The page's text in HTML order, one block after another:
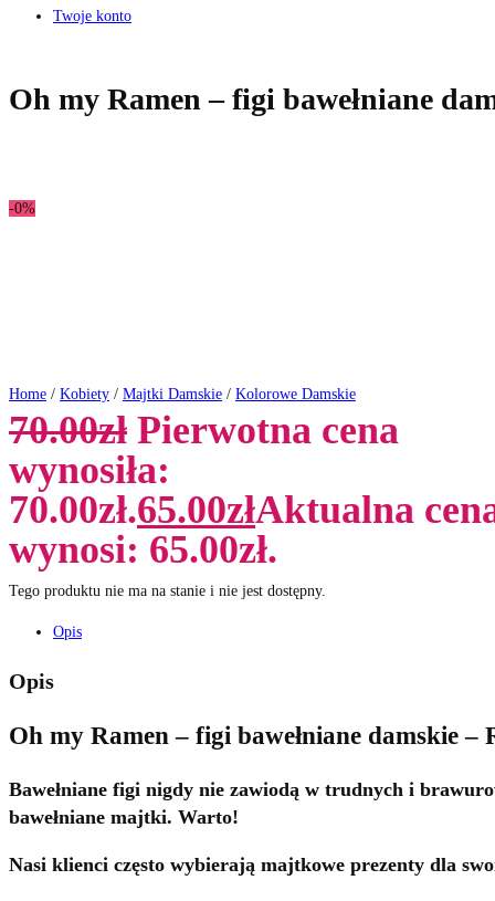
Twoje konto
Oh my Ramen – figi bawełniane
-0%
Home / Kobiety / Majtki Damskie / Kolorowe Damskie
70.00zł Pierwotna cena
wynosiła:
70.00zł.65.00złAktualna
wynosi: 65.00zł.
Tego produktu nie ma na stanie i nie jest dostępny.
Opis
Opis
Oh my Ramen – figi bawełniane damskie –
Bawełniane figi nigdy nie zawiodą w trudnych i
bawełniane majtki. Warto!
Nasi klienci często wybierają majtkowe prezenty dla